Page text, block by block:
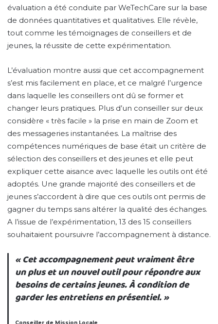
évaluation a été conduite par WeTechCare sur la base
de données quantitatives et qualitatives. Elle révèle,
tout comme les témoignages de conseillers et de
jeunes, la réussite de cette expérimentation.
L’évaluation montre aussi que cet accompagnement
s’est mis facilement en place, et ce malgré l’urgence
dans laquelle les conseillers ont dû se former et
changer leurs pratiques. Plus d’un conseiller sur deux
considère « très facile » la prise en main de Zoom et
des messageries instantanées. La maîtrise des
compétences numériques de base était un critère de
sélection des conseillers et des jeunes et elle peut
expliquer cette aisance avec laquelle les outils ont été
adoptés. Une grande majorité des conseillers et de
jeunes s’accordent à dire que ces outils ont permis de
gagner du temps sans altérer la qualité des échanges.
A l’issue de l’expérimentation, 13 des 15 conseillers
souhaitaient poursuivre l’accompagnement à distance.
« Cet accompagnement peut vraiment être
un plus et un nouvel outil pour répondre aux
besoins de certains jeunes. À condition de
garder les entretiens en présentiel. »
Conseiller de Mission Locale